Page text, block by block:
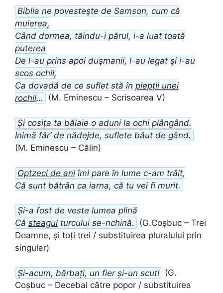
Biblia ne povesteşte de Samson, cum că
muierea,
Când dormea, tăindu-i părul, i-a luat toată
puterea
De l-au prins apoi duşmanii, l-au legat şi i-au
scos ochii,
Ca dovadă de ce suflet stă în piepții unei
rochii… (M. Eminescu – Scrisoarea V)
Și cosița ta bălaie o aduni la ochi plângând.
Inimă făr’ de nădejde, suflete băut de gând.
(M. Eminescu – Călin)
Optzeci de ani îmi pare în lume c-am trăit,
Că sunt bătrân ca iarna, că tu vei fi murit.
Și-a fost de veste lumea plină
Că steagul turcului se-nchină.
(G.Coșbuc – Trei
Doamne, și toți trei / substituirea pluralului prin
singular)
Și-acum, bărbați, un fier și-un scut! (G.
Coșbuc – Decebal către popor / substituirea